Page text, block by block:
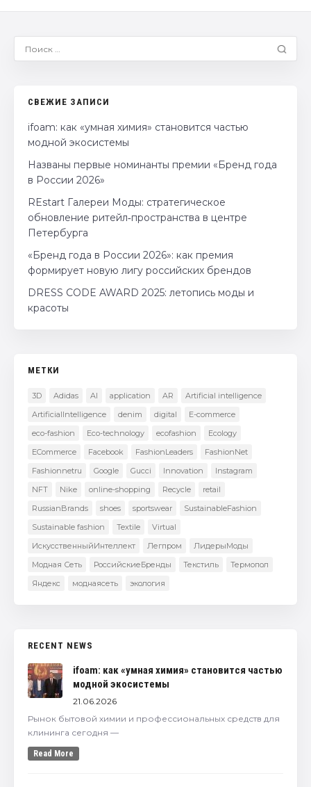
СВЕЖИЕ ЗАПИСИ
ifoam: как «умная химия» становится частью
модной экосистемы
Названы первые номинанты премии «Бренд года
в России 2026»
REstart Галереи Моды: стратегическое
обновление ритейл‑пространства в центре
Петербурга
«Бренд года в России 2026»: как премия
формирует новую лигу российских брендов
DRESS CODE AWARD 2025: летопись моды и
красоты
МЕТКИ
3D Adidas AI application AR
Artificial intelligence
ArtificialIntelligence
denim digital
E-commerce
eco-fashion
Eco-technology ecofashion
Ecology
ECommerce
Facebook FashionLeaders
FashionNet
Fashionnetru
Google Gucci Innovation
Instagram
NFT
Nike online-shopping Recycle
retail
RussianBrands
shoes sportswear
SustainableFashion
Sustainable fashion
Textile
Virtual
ИскусственныйИнтеллект
Легпром
ЛидерыМоды
Модная Сеть
РоссийскиеБренды Текстиль
Термопол
Яндекс
моднаясеть экология
RECENT NEWS
ifoam: как «умная химия» становится частью
модной экосистемы
21.06.2026
Рынок бытовой химии и профессиональных средств для
клининга сегодня —
Read More